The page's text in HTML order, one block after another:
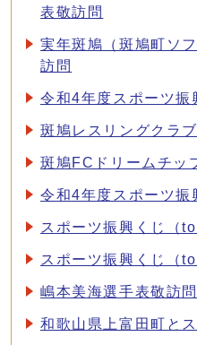
表敬訪問
実年斑鳩（斑鳩町ソ
訪問
令和4年度スポーツ
斑鳩レスリングクラ
斑鳩FCドリームチッ
令和4年度スポーツ
スポーツ振興くじ（
スポーツ振興くじ（
嶋本美海選手表敬訪問
和歌山県上富田町と